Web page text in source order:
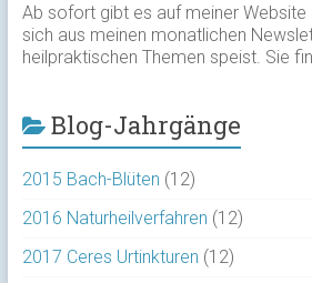
Ab sofort gibt es auf meiner Website
sich aus meinen monatlichen
heilpraktischen Themen speist. Sie
Blog-Jahrgänge
2015 Bach-Blüten (12)
2016 Naturheilverfahren (12)
2017 Ceres Urtinkturen (12)